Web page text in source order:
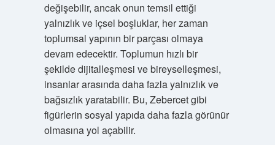
değişebilir, ancak onun temsil ettiği
yalnızlık ve içsel boşluklar, her zaman
toplumsal yapının bir parçası olmaya
devam edecektir. Toplumun hızlı bir
şekilde dijitalleşmesi ve bireyselleşmesi,
insanlar arasında daha fazla yalnızlık ve
bağsızlık yaratabilir. Bu, Zebercet gibi
figürlerin sosyal yapıda daha fazla görünür
olmasına yol açabilir.